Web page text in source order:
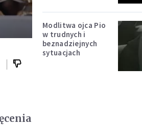
Modlitwa ojca Pio
w trudnych i
beznadziejnych
sytuacjach